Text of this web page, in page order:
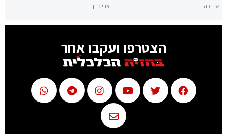
אבי כהן אבי כהן
הצטרפו ועקבו אחר